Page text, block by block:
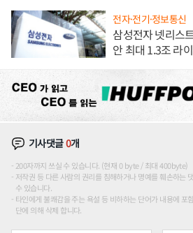
전자·전기·정보통신
삼성전자 넷리스
안 최대 1.3조 라
기사댓글0개
200자까지 쓰실 수 있습니다. (현재 0 byte / 최대 400byte)
저작권 등 다른 사람의 권리를 침해하거나 명예를 훼손하는
수 있습니다.
타인에게 불쾌감을 주는 욕설 등 비하하는 단어가 내용에 포
단에 의해 삭제 합니다.